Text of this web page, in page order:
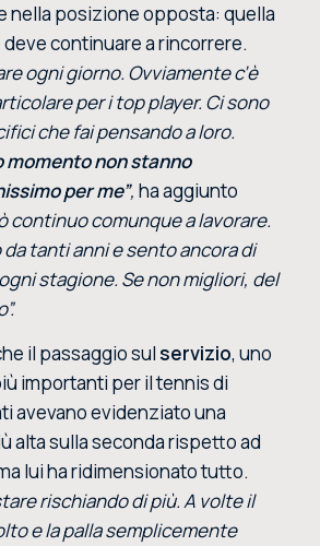
nella posizione opposta: quella
continuare a rincorrere.
ogni giorno. Ovviamente c’è
per i top player. Ci sono
che fai pensando a loro.
momento non stanno
per me”, ha aggiunto
continuo comunque a lavorare.
tanti anni e sento ancora di
stagione. Se non migliori, del
il passaggio sulservizio, uno
importanti per il tennis di
avevano evidenziato una
alta sulla seconda rispetto ad
lui ha ridimensionato tutto.
rischiando di più. A volte il
e la palla semplicemente